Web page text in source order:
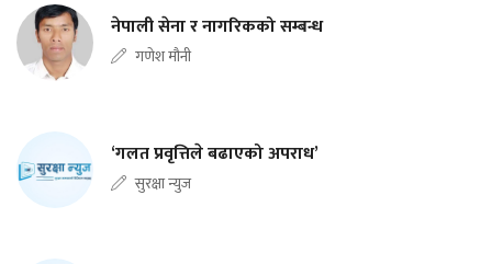
नेपाली सेना र नागरिकको सम्बन्ध
गणेश मौनी
‘गलत प्रवृत्तिले बढाएको अपराध’
सुरक्षा न्युज